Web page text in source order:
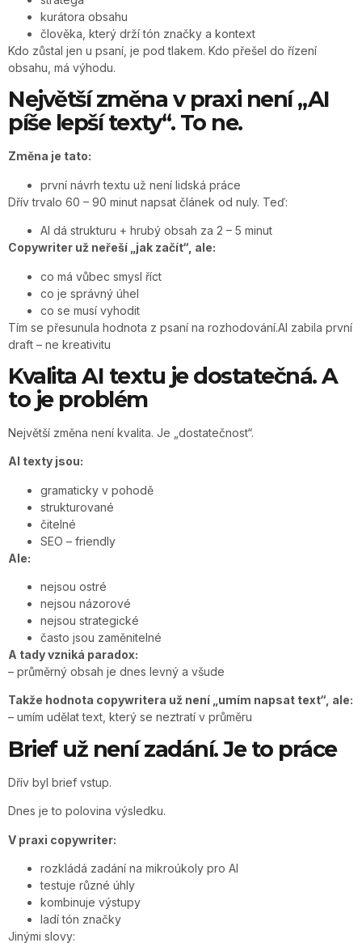
kurátora obsahu
člověka, který drží tón značky a kontext
Kdo zůstal jen u psaní, je pod tlakem. Kdo přešel do řízení
obsahu, má výhodu.
Největší změna v praxi není „AI
píše lepší texty“. To ne.
Změna je tato:
první návrh textu už není lidská práce
Dřív trvalo 60 – 90 minut napsat článek od nuly. Teď:
AI dá strukturu + hrubý obsah za 2 – 5 minut
Copywriter už neřeší „jak začít“, ale:
co má vůbec smysl říct
co je správný úhel
co se musí vyhodit
Tím se přesunula hodnota z psaní na rozhodování.AI zabila první
draft – ne kreativitu
Kvalita AI textu je dostatečná. A
to je problém
Největší změna není kvalita. Je „dostatečnost“.
AI texty jsou:
gramaticky v pohodě
strukturované
čitelné
SEO – friendly
Ale:
nejsou ostré
nejsou názorové
nejsou strategické
často jsou zaměnitelné
A tady vzniká paradox:
– průměrný obsah je dnes levný a všude
Takže hodnota copywritera už není „umím napsat text“, ale:
– umím udělat text, který se neztratí v průměru
Brief už není zadání. Je to práce
Dřív byl brief vstup.
Dnes je to polovina výsledku.
V praxi copywriter:
rozkládá zadání na mikroúkoly pro AI
testuje různé úhly
kombinuje výstupy
ladí tón značky
Jinými slovy: